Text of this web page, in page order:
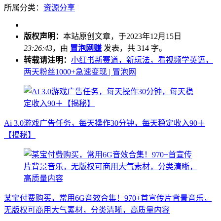
所属分类： 资源分享
版权声明： 本站原创文章，于2023年12月15日
23:26:43，由 冒泡网赚 发表，共 314 字。
转载请注明： 小红书新赛道，新玩法，看视频学英语，
两天粉丝1000+急速变现 | 冒泡网
Ai 3.0游戏广告任务，每天操作30分钟，每天稳定收入90＋
【揭秘】
某宝付费购买，常用6G音效合集！970+首宣传片背景音乐，
无版权可商用大气素材，分类清晰，高质量内容